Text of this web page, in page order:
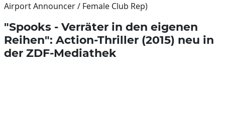
Airport Announcer / Female Club Rep)
"Spooks - Verräter in den eigenen
Reihen": Action-Thriller (2015) neu in
der ZDF-Mediathek